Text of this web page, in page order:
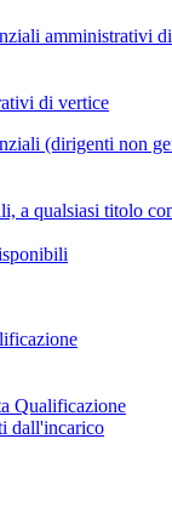
amministrativi
di vertice
(dirigenti non
a qualsiasi titolo
Qualificazione
dall'incarico